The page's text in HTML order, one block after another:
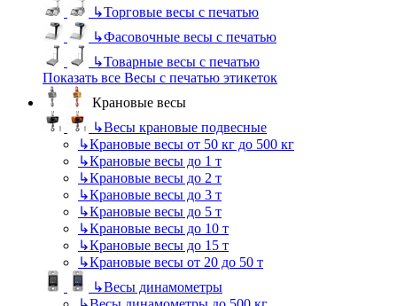
↳Торговые весы с печатью
↳Фасовочные весы с печатью
↳Товарные весы с печатью
Показать все Весы с печатью этикеток
Крановые весы
↳Весы крановые подвесные
↳Крановые весы от 50 кг до 500 кг
↳Крановые весы до 1 т
↳Крановые весы до 2 т
↳Крановые весы до 3 т
↳Крановые весы до 5 т
↳Крановые весы до 10 т
↳Крановые весы до 15 т
↳Крановые весы от 20 до 50 т
↳Весы динамометры